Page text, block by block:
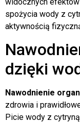
spożycia wody z
aktywnością
dzięki
Nawodnienie
zdrowia i
Picie wody z